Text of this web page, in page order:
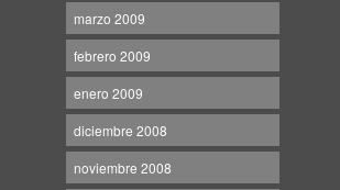
marzo 2009
febrero 2009
enero 2009
diciembre 2008
noviembre 2008